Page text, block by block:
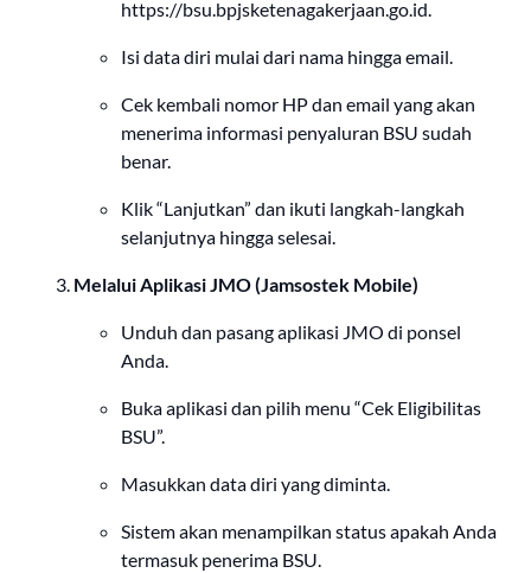
https://bsu.bpjsketenagakerjaan.go.id.
Isi data diri mulai dari nama hingga email.
Cek kembali nomor HP dan email yang akan
menerima informasi penyaluran BSU sudah
benar.
Klik “Lanjutkan” dan ikuti langkah-langkah
selanjutnya hingga selesai.
Melalui Aplikasi JMO (Jamsostek Mobile)
Unduh dan pasang aplikasi JMO di ponsel
Anda.
Buka aplikasi dan pilih menu “Cek Eligibilitas
BSU”.
Masukkan data diri yang diminta.
Sistem akan menampilkan status apakah Anda
termasuk penerima BSU.